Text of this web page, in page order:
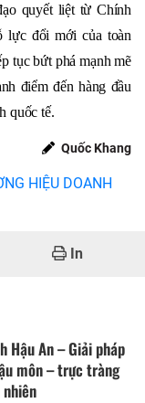
quyết liệt từ Chính
lực đổi mới của toàn
tục bứt phá mạnh mẽ
điểm đến hàng đầu
quốc tế.
Quốc Khang
HIỆU DOANH
In
Hậu An – Giải pháp
môn – trực tràng